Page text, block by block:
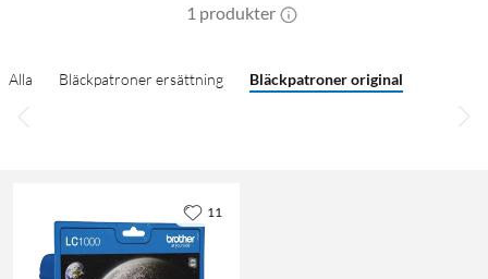
1 produkter
Alla Bläckpatroner ersättning Bläckpatroner original
11